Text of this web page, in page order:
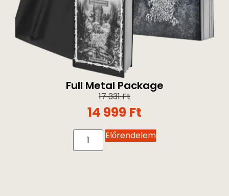
Full Metal Package
17 331Ft
14 999 Ft
Előrendelem